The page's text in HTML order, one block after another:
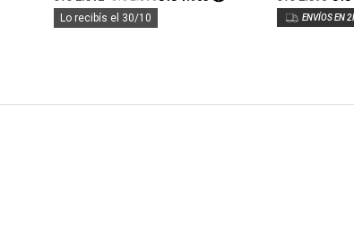
Lo recibís el 30/10